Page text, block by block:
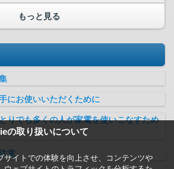
の取り扱いについて
サイトでの体験を向上させ、コンテンツや
もっと見る